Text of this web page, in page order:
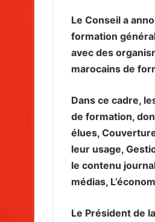
Le Conseil a
formation
avec des
marocains de
Dans ce cadre,
de formation,
élues,
leur usage,
le contenu
médias,
Le Président de